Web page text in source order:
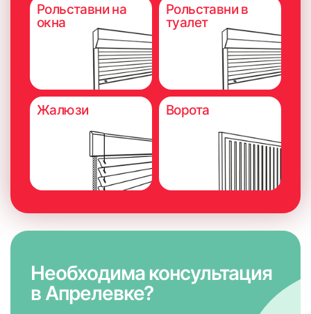
Рольставни на
окна
Рольставни в
туалет
Жалюзи Ворота
Необходима консультация
в Апрелевке?